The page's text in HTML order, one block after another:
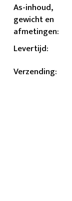
As-inhoud,
gewicht en
afmetingen:
Levertijd:
Verzending: